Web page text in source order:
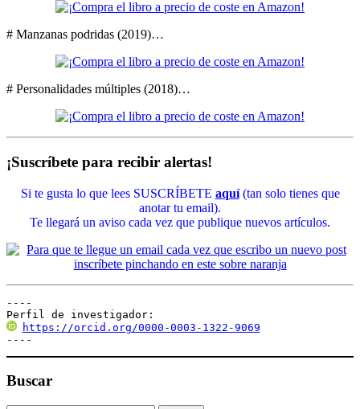
# Manzanas podridas (2019)…
# Personalidades múltiples (2018)…
¡Suscríbete para recibir alertas!
Si te gusta lo que lees SUSCRÍBETE aquí(tan solo tienes que
anotar tu email).
Te llegará un aviso cada vez que publique nuevos artículos.
----
Perfil de investigador:
https://orcid.org/0000-0003-1322-9069
----
Buscar